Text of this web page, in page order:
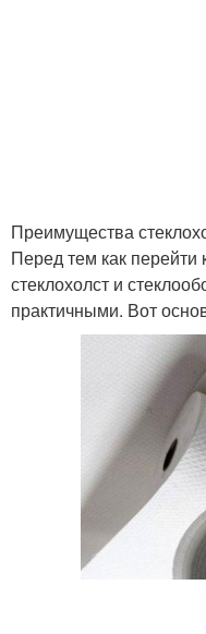
Преимущества
Перед тем как перейти
стеклохолст и
практичными. Вот